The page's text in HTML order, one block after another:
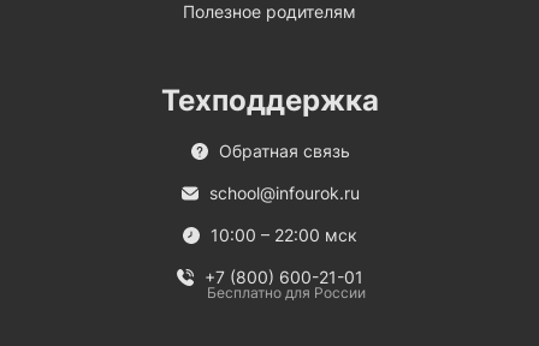
Полезное родителям
Техподдержка
Обратная связь
school@infourok.ru
10:00 – 22:00 мск
+7 (800) 600-21-01
Бесплатно для России